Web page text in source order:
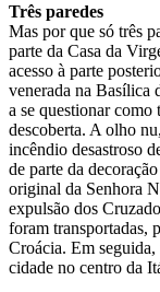
Três paredes
Mas por que só três
parte da Casa da
acesso à parte
venerada na Basílica
a se questionar como
descoberta. A olho
incêndio desastroso
de parte da
original da Senhora
expulsão dos
foram transportadas,
Croácia. Em
cidade no centro da